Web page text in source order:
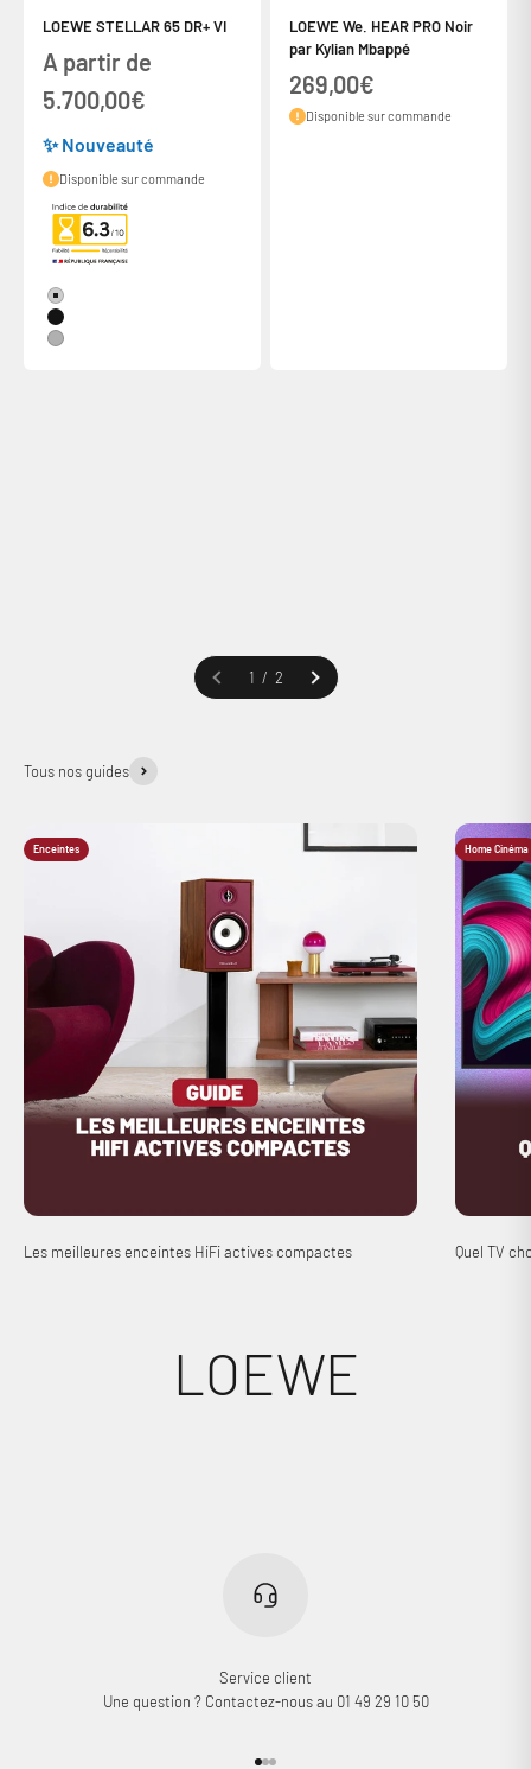
LOEWE STELLAR 65 DR+ VI
Prix de vente
A partir de
5.700,00€
✨ Nouveauté
Disponible sur commande
Couleur
Alu + Concrete
Alu Black + Lava
Alu + Alu Mat
LOEWE We. HEAR PRO Noir
par Kylian Mbappé
Prix de vente
269,00€
Disponible sur commande
1 / 2
Tous nos guides
Enceintes
Les meilleures enceintes HiFi actives compactes
Home Cinéma
Quel TV
Service client
Une question ? Contactez-nous au 01 49 29 10 50